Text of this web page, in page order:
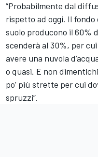
“Probabilmente dal
rispetto ad oggi. Il
suolo producono il 60%
scenderà al 30%, per
avere una nuvola
o quasi. E non
po’ più strette per cui
spruzzi”.